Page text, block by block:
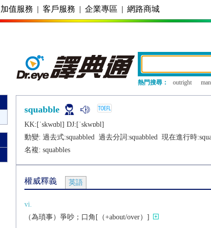
加值服務 | 客戶服務 | 企業專區 | 網路商城
熱門搜尋： outright
squabble
KK:[ˈskwɑbḷ] DJ:[ˈskwɒbl]
動變: 過去式:squabbled 過去分詞:squabbled 現在進行時:
名複: squabbles
權威釋義 英語
vi.
（為瑣事）爭吵；口角[（+about/over）]